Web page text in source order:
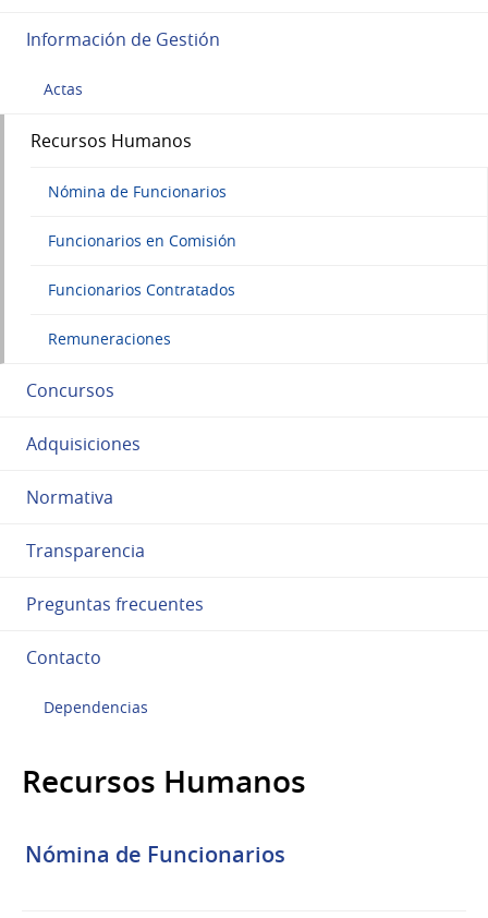
Información de Gestión
Actas
Recursos Humanos
Nómina de Funcionarios
Funcionarios en Comisión
Funcionarios Contratados
Remuneraciones
Concursos
Adquisiciones
Normativa
Transparencia
Preguntas frecuentes
Contacto
Dependencias
Recursos Humanos
Nómina de Funcionarios